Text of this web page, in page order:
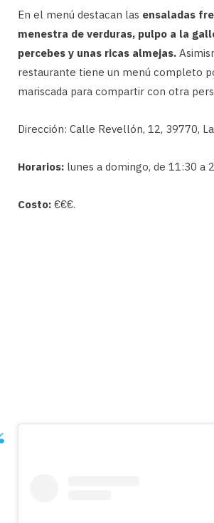
En el menú destacan las ensaladas
menestra de verduras, pulpo a la
percebes y unas ricas almejas.
restaurante tiene un menú completo
mariscada para compartir con otra
Dirección: Calle Revellón, 12, 39770,
Horarios: lunes a domingo, de 11:30 a
Costo: €€€.